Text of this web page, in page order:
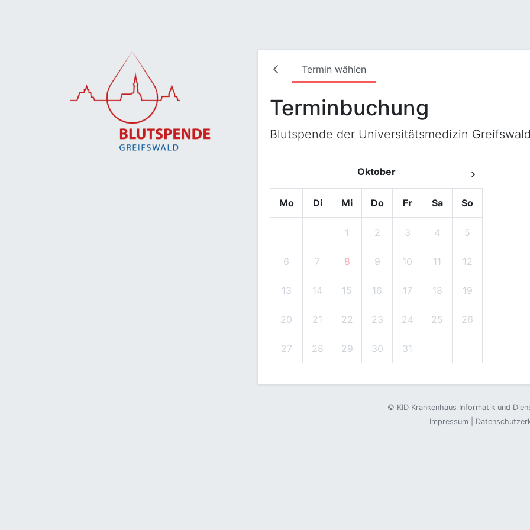
Termin wählen
Terminbuchung
Blutspende der Universitätsmedizin
Oktober
Mo Di Mi Do Fr Sa So
1 2 3 4 5
6 7 8 9 10 11 12
13 14 15 16 17 18 19
20 21 22 23 24 25 26
27 28 29 30 31
© KID Krankenhaus Informatik und
Impressum